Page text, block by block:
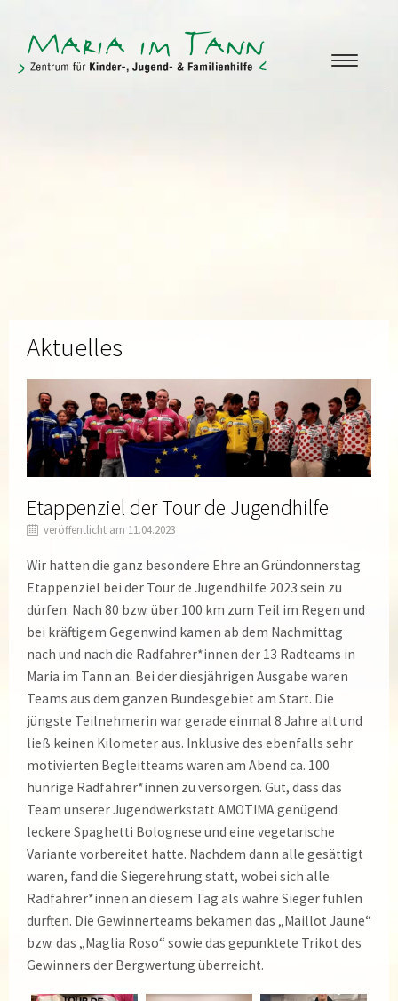
Aktuelles
Etappenziel der Tour de Jugendhilfe
veröffentlicht am 11.04.2023
Wir hatten die ganz besondere Ehre an Gründonnerstag
Etappenziel bei der Tour de Jugendhilfe 2023 sein zu
dürfen. Nach 80 bzw. über 100 km zum Teil im Regen und
bei kräftigem Gegenwind kamen ab dem Nachmittag
nach und nach die Radfahrer*innen der 13 Radteams in
Maria im Tann an. Bei der diesjährigen Ausgabe waren
Teams aus dem ganzen Bundesgebiet am Start. Die
jüngste Teilnehmerin war gerade einmal 8 Jahre alt und
ließ keinen Kilometer aus. Inklusive des ebenfalls sehr
motivierten Begleitteams waren am Abend ca. 100
hunrige Radfahrer*innen zu versorgen. Gut, dass das
Team unserer Jugendwerkstatt AMOTIMA genügend
leckere Spaghetti Bolognese und eine vegetarische
Variante vorbereitet hatte. Nachdem dann alle gesättigt
waren, fand die Siegerehrung statt, wobei sich alle
Radfahrer*innen an diesem Tag als wahre Sieger fühlen
durften. Die Gewinnerteams bekamen das „Maillot Jaune“
bzw. das „Maglia Roso“ sowie das gepunktete Trikot des
Gewinners der Bergwertung überreicht.